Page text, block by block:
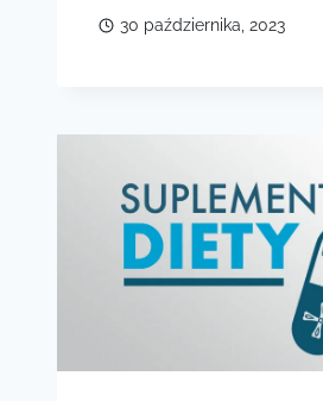
30 października, 2023